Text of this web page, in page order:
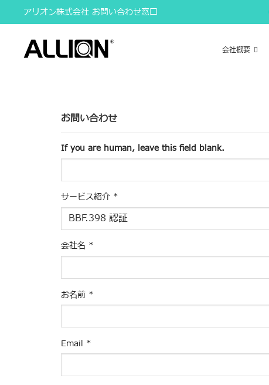
to
content
アリオン株式会社 お問い合わせ窓口
会社概要
お問い合わせ
If you are human, leave this field blank.
サービス紹介 *
会社名 *
お名前 *
Email *